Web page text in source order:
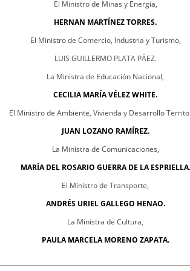
El Ministro de Minas y Energía,
HERNAN MARTÍNEZ TORRES.
El Ministro de Comercio, Industria y Turismo,
LUIS GUILLERMO PLATA PÁEZ.
La Ministra de Educación Nacional,
CECILIA MARÍA VÉLEZ WHITE.
El Ministro de Ambiente, Vivienda y Desarrollo
JUAN LOZANO RAMÍREZ.
La Ministra de Comunicaciones,
MARÍA DEL ROSARIO GUERRA DE LA ESPRIELLA.
El Ministro de Transporte,
ANDRÉS URIEL GALLEGO HENAO.
La Ministra de Cultura,
PAULA MARCELA MORENO ZAPATA.